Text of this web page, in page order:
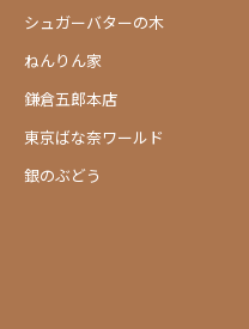
シュガーバターの木
ねんりん家
鎌倉五郎本店
東京ばな奈ワールド
銀のぶどう